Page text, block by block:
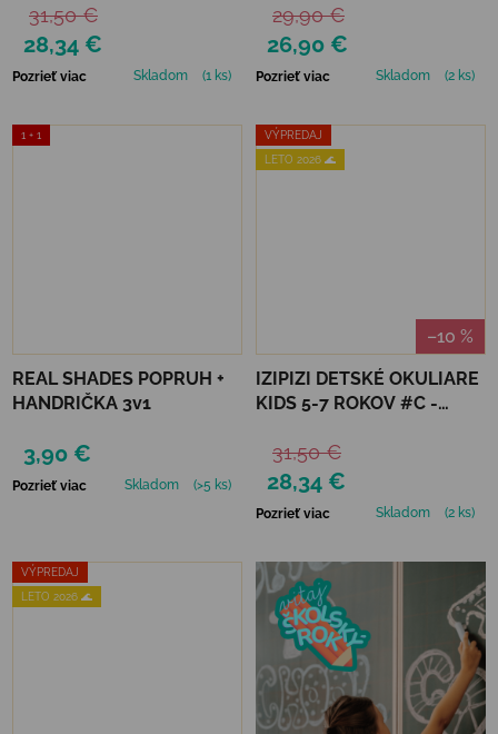
28,34 €
31,50 €
Pozrieť viac Skladom (1 ks)
26,90 €
29,90 €
Pozrieť viac Skladom (2 ks)
1 + 1
REAL SHADES POPRUH +
HANDRIČKA 3v1
3,90 €
Pozrieť viac Skladom (>5 ks)
VÝPREDAJ
LETO 2026 🌊
–10 %
IZIPIZI DETSKÉ OKULIARE
KIDS 5-7 ROKOV #C -
28,34 €
31,50 €
Pozrieť viac Skladom (2 ks)
VÝPREDAJ
LETO 2026 🌊